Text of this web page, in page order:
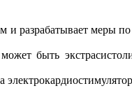
и разрабатывает меры
быть